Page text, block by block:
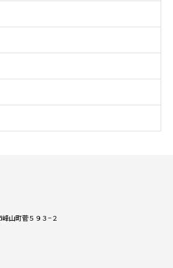
山町菅５９３−２